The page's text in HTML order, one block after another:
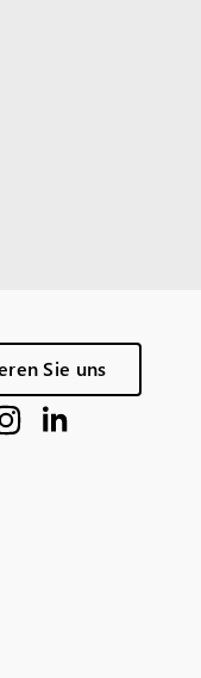
Sie uns